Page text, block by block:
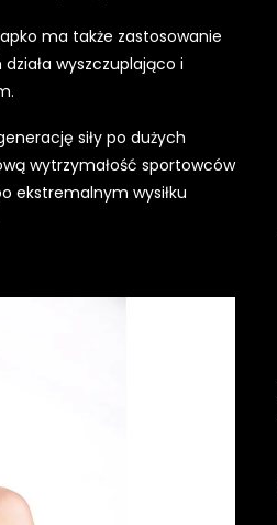
ma także zastosowanie
wyszczuplająco i
siły po dużych
wytrzymałość sportowców
ekstremalnym wysiłku